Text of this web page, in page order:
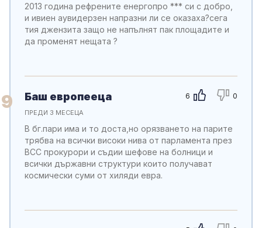
2013 година рефрените енергопро *** си с добро,
и ивиен аувидерзен напразни ли се оказаха?сега
тия джензита защо не напълнят пак площадите и
да променят нещата ?
9 6 0
Баш европееца
ПРЕДИ 3 МЕСЕЦА
В бг.пари има и то доста,но орязването на парите
трябва на всички високи нива от парламента през
ВСС прокурори и съдии шефове на болници и
всички държавни структури които получават
космически суми от хиляди евра.